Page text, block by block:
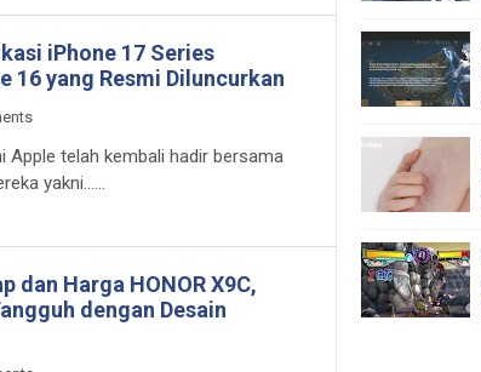
iPhone 17 Series
16 yang Resmi Diluncurkan
Apple telah kembali hadir bersama
yakni......
dan Harga HONOR X9C,
dengan Desain